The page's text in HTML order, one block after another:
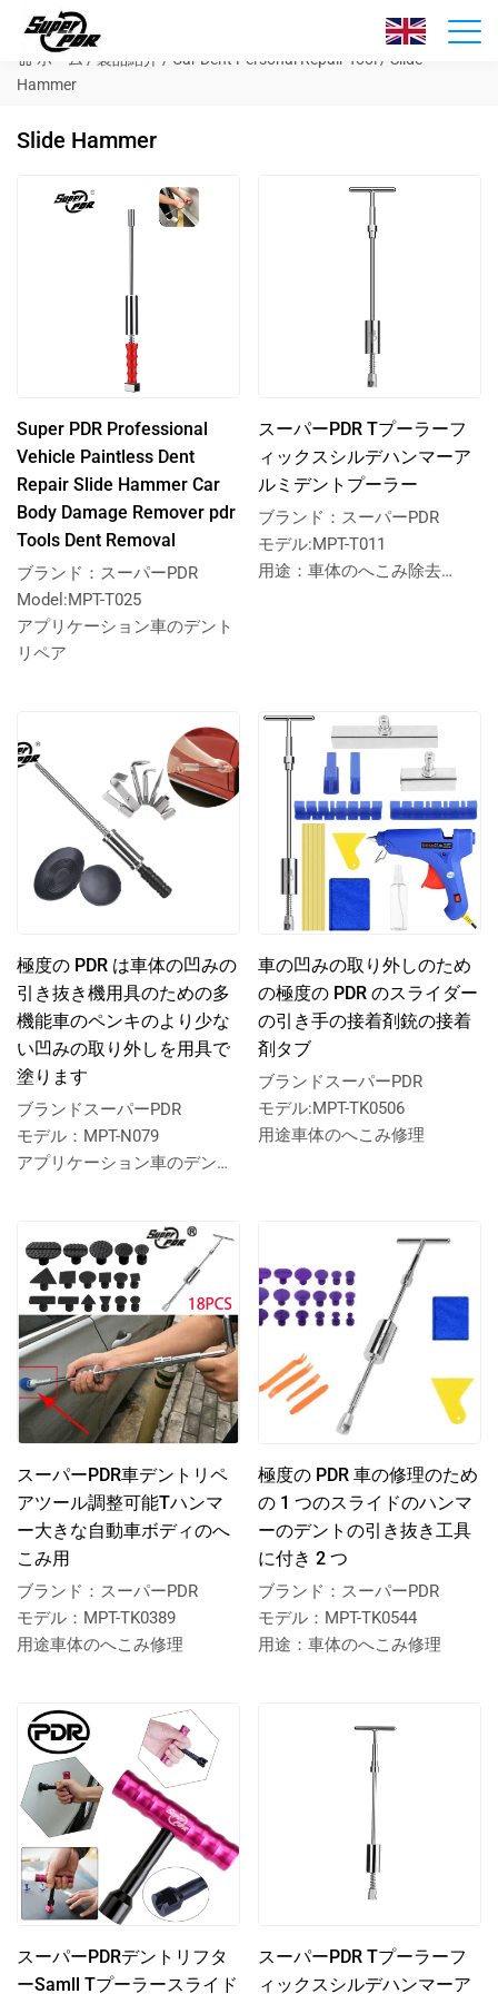
製品紹介
ホーム / 製品紹介 / Car Dent Personal Repair Tool / Slide
Hammer
Slide Hammer
Super PDR Professional
Vehicle Paintless Dent
Repair Slide Hammer Car
Body Damage Remover pdr
Tools Dent Removal
ブランド：スーパーPDR
Model:MPT-T025
アプリケーション車のデント
リペア
スーパーPDR Tプーラーフ
ィックスシルデハンマーア
ルミデントプーラー
ブランド：スーパーPDR
モデル:MPT-T011
用途：車体のへこみ除去
極度の PDR は車体の凹みの
引き抜き機用具のための多
機能車のペンキのより少な
い凹みの取り外しを用具で
塗ります
ブランドスーパーPDR
モデル：MPT-N079
アプリケーション車のデント
車の凹みの取り外しのため
の極度の PDR のスライダー
の引き手の接着剤銃の接着
剤タブ
ブランドスーパーPDR
モデル:MPT-TK0506
用途車体のへこみ修理
スーパーPDR車デントリペ
アツール調整可能Tハンマ
ー大きな自動車ボディのへ
こみ用
ブランド：スーパーPDR
モデル：MPT-TK0389
用途車体のへこみ修理
極度の PDR 車の修理のため
の 1 つのスライドのハンマ
ーのデントの引き抜き工具
に付き 2 つ
ブランド：スーパーPDR
モデル：MPT-TK0544
用途：車体のへこみ修理
スーパーPDRデントリフタ
ーSamll Tプーラースライド
スーパーPDR Tプーラーフ
ィックスシルデハンマーア